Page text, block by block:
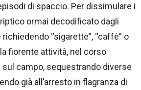
di spaccio. Per dissimulare i
ormai decodificato dagli
“sigarette”, “caffè” o
fiorente attività, nel corso
campo, sequestrando diverse
già all’arresto in flagranza di